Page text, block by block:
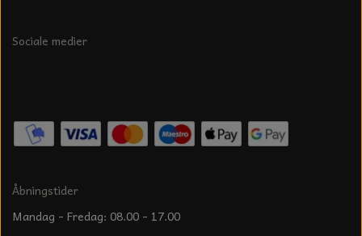
Sociale medier
Åbningstider
Mandag - Fredag: 08.00 - 17.00